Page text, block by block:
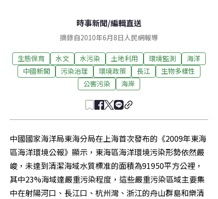
時事新聞/編輯直送
摘錄自2010年6月8日人民網報導
生態保育 水文 水污染 土地利用 環境監測
海洋
中國新聞
污染治理 環境政策 長江
生物多樣性
公害污染
海岸
中國國家海洋局東海分局在上海首次發布的《2009年東海
區海洋環境公報》顯示，東海區海洋環境污染形勢依然嚴
峻，未達到清潔海域水質標准的面積為91950平方公裡，
其中23%海域達嚴重污染程度，這些嚴重污染區域主要集
中在射陽河口、長江口、杭州灣、浙江的舟山群島和樂清